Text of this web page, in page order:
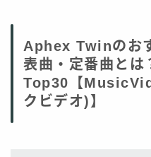
Aphex Twinのお
表曲・定番曲とは
Top30【
クビデオ)】